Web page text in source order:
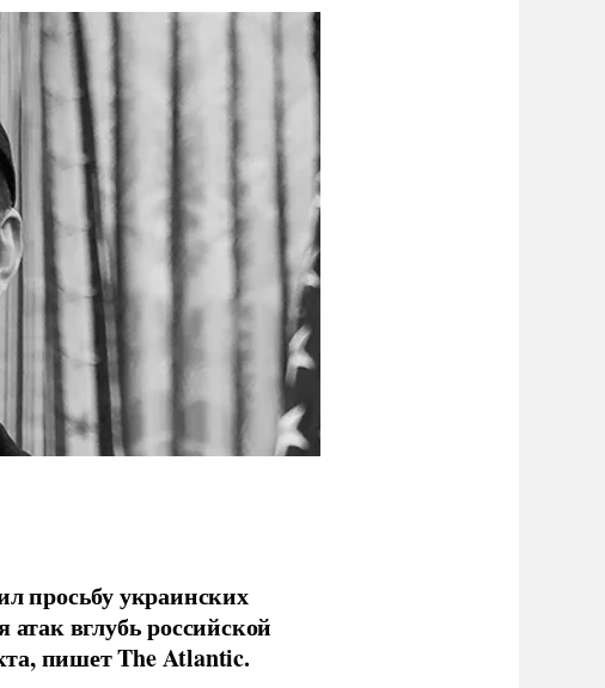
просьбу украинских
вглубь российской
пишет The Atlantic.